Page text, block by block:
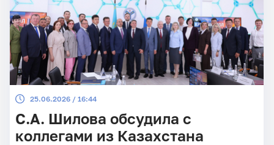
25.06.2026 / 16:44
С.А. Шилова обсудила с
коллегами из Казахстана